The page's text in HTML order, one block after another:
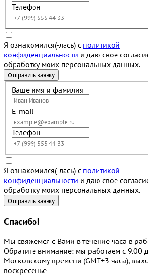
Телефон
Я ознакомился(-лась) с политикой
конфиденциальности и даю свое
обработку моих персональных данных.
Ваше имя и фамилия
E-mail
Телефон
Я ознакомился(-лась) с политикой
конфиденциальности и даю свое
обработку моих персональных данных.
Спасибо!
Мы свяжемся с Вами в течение часа в
Обратите внимание: мы работаем с 9.00
Московскому времени (GMT+3 часа),
воскресенье